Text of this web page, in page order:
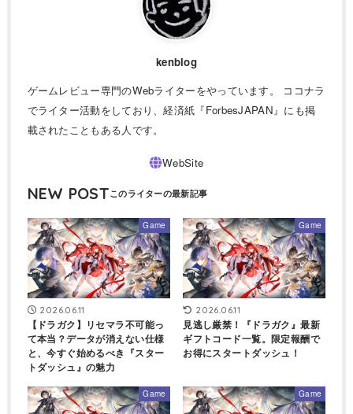
kenblog
ゲームレビュー専門のWebライターをやっています。 ココナラ
でライター活動をしており、経済紙『ForbesJAPAN』にも掲
載されたこともある人です。
NEW POST
Game
2026.06.11
【ドラガク】リセマラ不可能っ
て本当？データが消えない仕様
と、今すぐ始めるべき『スター
トダッシュ』の魅力
Game
2026.06.11
見逃し厳禁！『ドラガク』最新
ギフトコード一覧。限定報酬で
お得にスタートダッシュ！
Game Game